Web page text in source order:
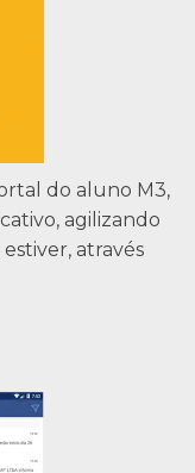
do aluno M3,
agilizando
através